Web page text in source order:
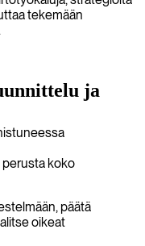
tekemään
ja
koko
päätä
oikeat